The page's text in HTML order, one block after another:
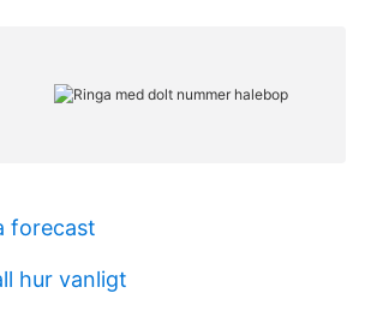
forecast
hur vanligt